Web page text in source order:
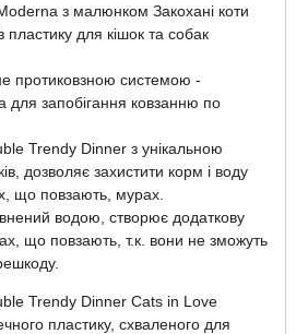
з малюнком Закохані коти
пластику для кішок та собак
протиковзною системою -
для запобігання ковзанню по
Trendy Dinner з унікальною
дозволяє захистити корм і воду
що повзають, мурах.
водою, створює додаткову
що повзають, т.к. вони не зможуть
Trendy Dinner Cats in Love
пластику, схваленого для